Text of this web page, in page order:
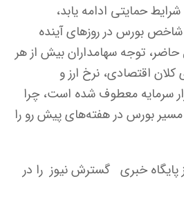
حمایتی ادامه یابد،
شاخص بورس در روزهای آینده
توجه سهامداران بیش از هر
اقتصادی، نرخ ارز و
سرمایه معطوف شده است، چرا
بورس در هفته‌های پیش رو را
پایگاه خبری گسترش نیوز را در